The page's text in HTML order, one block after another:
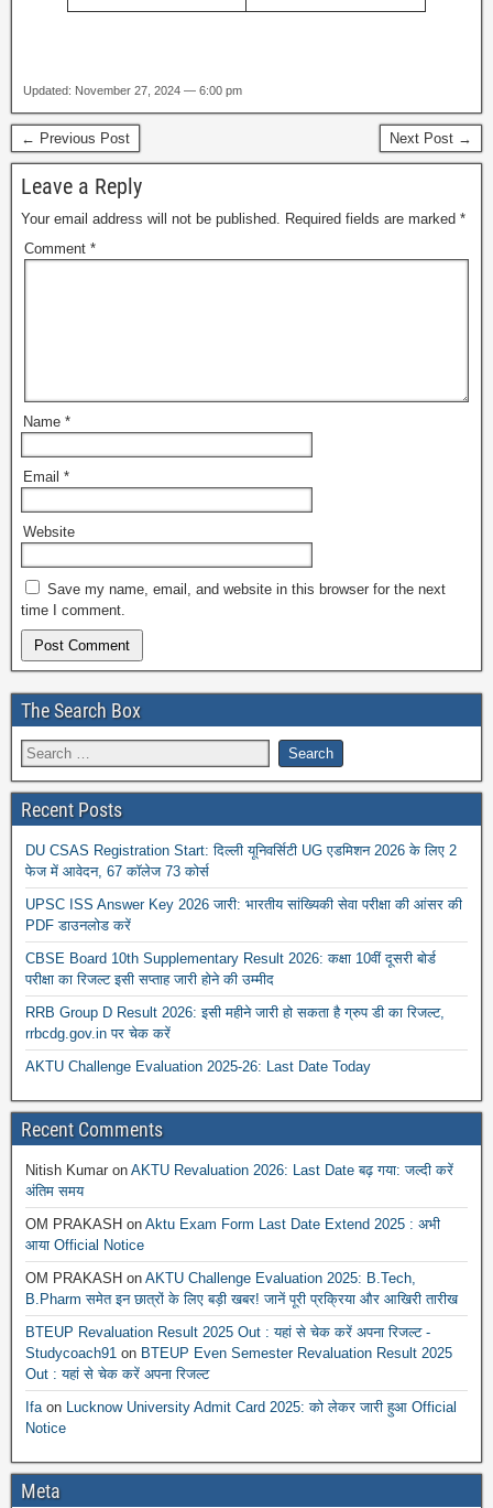
Updated: November 27, 2024 — 6:00 pm
← Previous Post Next Post →
Leave a Reply
Your email address will not be published. Required fields are marked *
Comment *
Name *
Email *
Website
Save my name, email, and website in this browser for the next
time I comment.
The Search Box
Recent Posts
DU CSAS Registration Start: दिल्ली यूनिवर्सिटी UG एडमिशन 2026 के लिए 2
फेज में आवेदन, 67 कॉलेज 73 कोर्स
UPSC ISS Answer Key 2026 जारी: भारतीय सांख्यिकी सेवा परीक्षा की आंसर की
PDF डाउनलोड करें
CBSE Board 10th Supplementary Result 2026: कक्षा 10वीं दूसरी बोर्ड
परीक्षा का रिजल्ट इसी सप्ताह जारी होने की उम्मीद
RRB Group D Result 2026: इसी महीने जारी हो सकता है ग्रुप डी का रिजल्ट,
rrbcdg.gov.in पर चेक करें
AKTU Challenge Evaluation 2025-26: Last Date Today
Recent Comments
Nitish Kumar on AKTU Revaluation 2026: Last Date बढ़ गया: जल्दी करें
अंतिम समय
OM PRAKASH on Aktu Exam Form Last Date Extend 2025 : अभी
आया Official Notice
OM PRAKASH on AKTU Challenge Evaluation 2025: B.Tech,
B.Pharm समेत इन छात्रों के लिए बड़ी खबर! जानें पूरी प्रक्रिया और आखिरी तारीख
BTEUP Revaluation Result 2025 Out : यहां से चेक करें अपना रिजल्ट -
Studycoach91 on BTEUP Even Semester Revaluation Result 2025
Out : यहां से चेक करें अपना रिजल्ट
Ifaon Lucknow University Admit Card 2025: को लेकर जारी हुआ Official
Notice
Meta